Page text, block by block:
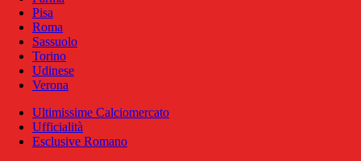
Pisa
Roma
Sassuolo
Torino
Udinese
Verona
Ultimissime Calciomercato
Ufficialità
Esclusive Romano